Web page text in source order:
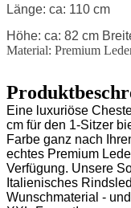
Länge: ca: 110 cm
Höhe: ca: 82 cm
Material: Premium
Eine luxuriöse
cm für den 1-Sitzer
Farbe ganz nach
echtes Premium
Verfügung. Unsere
Italienisches
Wunschmaterial -